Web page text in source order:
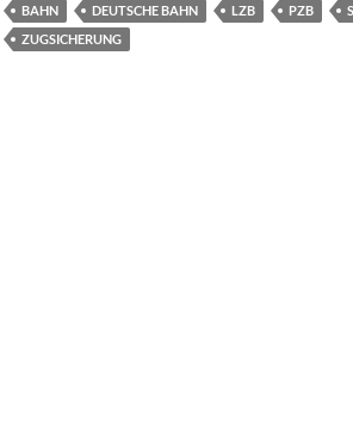
BAHN DEUTSCHE BAHN LZB PZB
ZUGSICHERUNG